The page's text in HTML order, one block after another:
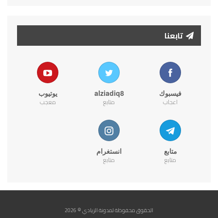
تابعنا
فيسبوك
اعجاب
alziadiq8
متابع
يوتيوب
معجب
متابع
متابع
انستغرام
متابع
الحقوق محفوظة لمدونة الزيادي © 2026